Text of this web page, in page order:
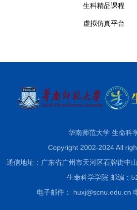
生科精品课程
虚拟仿真平台
华南师范大学 生命科
Copyright 2002-2024 All
通信地址：广东省广州市天河区石牌街中
生命科学学院 邮编：
电子邮件： huxj@scnu.edu.cn